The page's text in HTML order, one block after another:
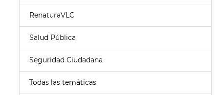
RenaturaVLC
Salud Pública
Seguridad Ciudadana
Todas las temáticas